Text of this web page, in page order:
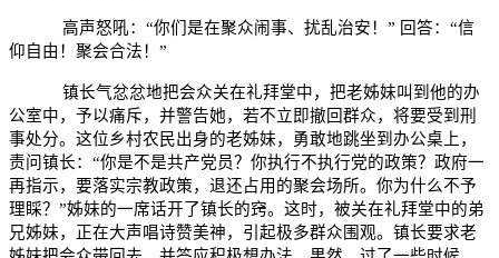
高声怒吼：“你们是在聚众闹事、扰乱治安！” 回答：“信
仰自由！聚会合法！”
镇长气忿忿地把会众关在礼拜堂中，把老姊妹叫到他的办
公室中，予以痛斥，并警告她，若不立即撤回群众，将要受到刑
事处分。这位乡村农民出身的老姊妹，勇敢地跳坐到办公桌上，
责问镇长：“你是不是共产党员？你执行不执行党的政策？政府一
再指示，要落实宗教政策，退还占用的聚会场所。你为什么不予
理睬？”姊妹的一席话开了镇长的窍。这时，被关在礼拜堂中的弟
兄姊妹，正在大声唱诗赞美神，引起极多群众围观。镇长要求老